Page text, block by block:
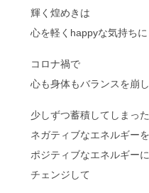
輝く煌めきは
心を軽くhappyな気持ち
コロナ禍で
心も身体もバランスを崩
少しずつ蓄積してしまった
ネガティブなエネルギーを
ポジティブなエネルギーに
チェンジして